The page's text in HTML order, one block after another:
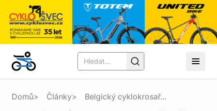
Domů Články Belgický cyklokrosař...